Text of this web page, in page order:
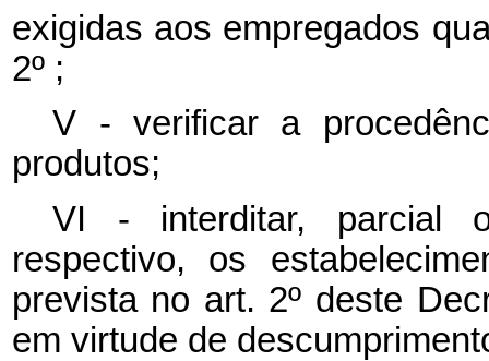
exigidas aos empregados
2º ;
V - verificar a
produtos;
VI - interditar, parcial
respectivo, os
prevista no art. 2º deste
em virtude de